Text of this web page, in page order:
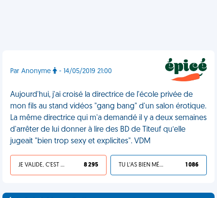
Par Anonyme - 14/05/2019 21:00
Aujourd'hui, j'ai croisé la directrice de l'école privée de
mon fils au stand vidéos "gang bang" d'un salon érotique.
La même directrice qui m'a demandé il y a deux semaines
d'arrêter de lui donner à lire des BD de Titeuf qu’elle
jugeait "bien trop sexy et explicites". VDM
JE VALIDE, C'EST UNE VDM 8 295 TU L'AS BIEN MÉRITÉ 1 086